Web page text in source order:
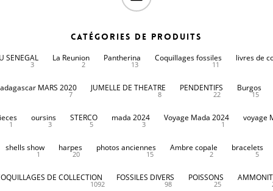
Catégories de produits
SENEGAL
3
La Reunion
2
Pantherina
13
Coquillages fossiles
11
livres de
MARS 2020
7
JUMELLE DE THEATRE
8
PENDENTIFS
22
Burgos
15
1
oursins
3
STERCO
5
mada 2024
3
Voyage Mada 2024
1
voyage
shells show
1
harpes
20
photos anciennes
15
Ambre copale
2
bracelets
5
DE COLLECTION
1092
FOSSILES DIVERS
98
POISSONS
25